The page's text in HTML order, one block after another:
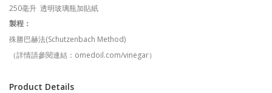
250毫升 透明玻璃瓶加貼紙
製程 ：
殊勝巴赫法(Schutzenbach Method)
（詳情請參閱連結 ： omedoil.com/vinegar）
Product Details